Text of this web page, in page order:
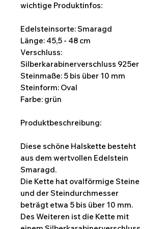
wichtige Produktinfos:
Edelsteinsorte: Smaragd
Länge: 45,5 - 48 cm
Verschluss:
Silberkarabinerverschluss 925er
Steinmaße: 5 bis über 10 mm
Steinform: Oval
Farbe: grün
Produktbeschreibung:
Diese schöne Halskette besteht
aus dem wertvollen Edelstein
Smaragd.
Die Kette hat ovalförmige Steine
und der Steindurchmesser
beträgt etwa 5 bis über 10 mm.
Des Weiteren ist die Kette mit